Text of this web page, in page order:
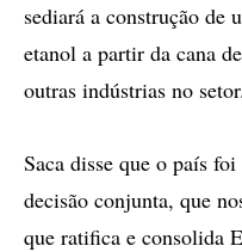
sediará a construção de
etanol a partir da cana
outras indústrias no setor.
Saca disse que o país
decisão conjunta, que
que ratifica e consolida